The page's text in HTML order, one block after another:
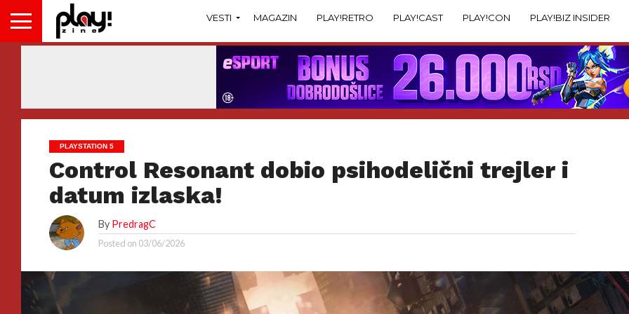
VESTI MAGAZIN PLAY!RETRO PLAY!CAST PLAY!CON PLAY!BIZ INSIDER
PLAYSTATION 5
Control Resonant dobio psihodelični trejler i
datum izlaska!
By PredragC
Posted on 03/06/2026